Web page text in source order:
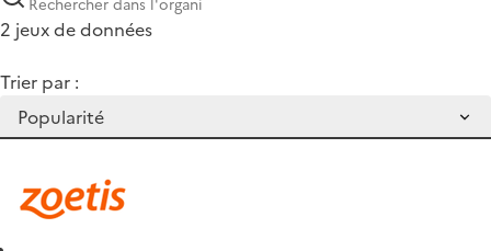
2 jeux de données
Trier par :